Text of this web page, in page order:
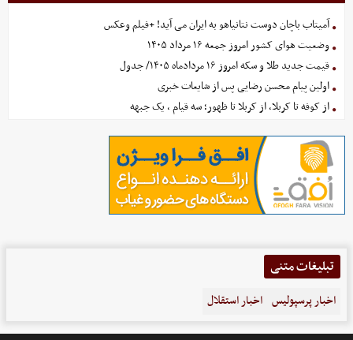
آمیتاب باچان دوست نتانیاهو به ایران می آید! +فیلم وعکس
وضعیت هوای کشور امروز جمعه ۱۶ مرداد ۱۴۰۵
قیمت جدید طلا و سکه امروز ۱۶ مردادماه ۱۴۰۵/ جدول
اولین پیام محسن رضایی پس از شایعات خبری
از کوفه تا کربلا، از کربلا تا ظهور؛ سه قیام ، یک جبهه
تبلیغات متنی
اخبار پرسپولیس اخبار استقلال